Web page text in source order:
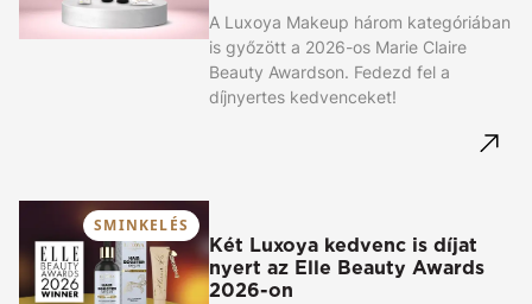
A Luxoya Makeup három kategóriában
is győzött a 2026-os Marie Claire
Beauty Awardson. Fedezd fel a
díjnyertes kedvenceket!
SMINKELÉS
Két Luxoya kedvenc is díjat
nyert az Elle Beauty Awards
2026-on